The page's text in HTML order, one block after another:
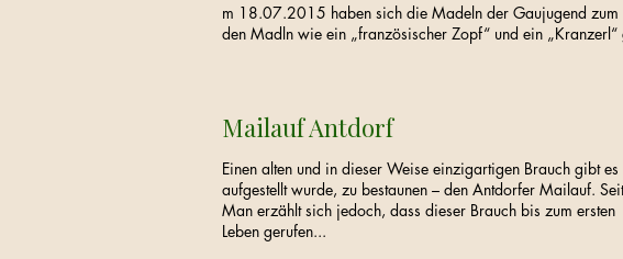
m 18.07.2015 haben sich die Madeln der Gaujugend zum
den Madln wie ein „französischer Zopf“ und ein
Mailauf Antdorf
Einen alten und in dieser Weise einzigartigen Brauch gibt
aufgestellt wurde, zu bestaunen – den Antdorfer Mailauf.
Man erzählt sich jedoch, dass dieser Brauch bis zum
Leben gerufen...